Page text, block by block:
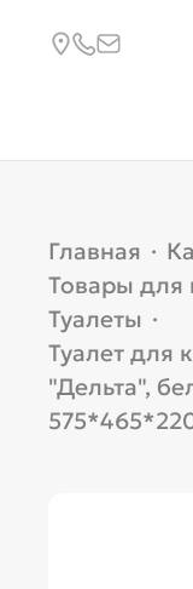
Главная ·
Товары для
Туалеты ·
Туалет для
"Дельта",